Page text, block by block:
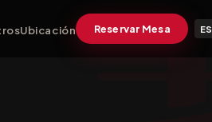
Ubicación Reservar Mesa ES